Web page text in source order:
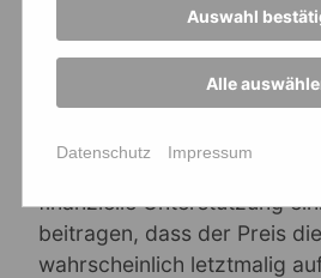
Umsetzung verantwortlich
treibende Kraft bei der
Ein weiterer Dank gilt der
finanzielle Unterstützung
beitragen, dass der Preis
wahrscheinlich letztmalig
Auswahl
Alle
Datenschutz Impressum